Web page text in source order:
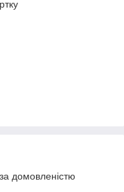
домовленістю